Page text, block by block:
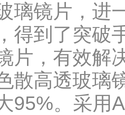
璃镜片，进
得到了突破
片，有效解
高透玻璃镜
95%。采用